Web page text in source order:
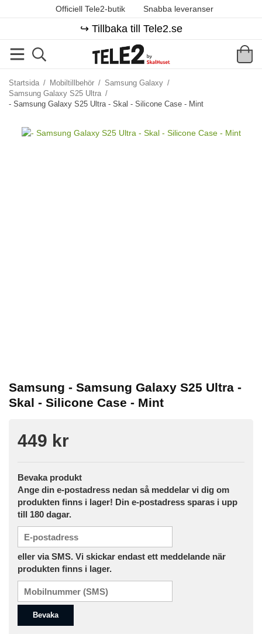
Officiell Tele2-butik Snabba leveranser
↪️ Tillbaka till Tele2.se
Startsida / Mobiltillbehör / Samsung Galaxy /
Samsung Galaxy S25 Ultra /
- Samsung Galaxy S25 Ultra - Skal - Silicone Case - Mint
Samsung - Samsung Galaxy S25 Ultra -
Skal - Silicone Case - Mint
449 kr
Bevaka produkt
Ange din e-postadress nedan så meddelar vi dig om
produkten finns i lager! Din e-postadress sparas i upp
till 180 dagar.
eller via SMS. Vi skickar endast ett meddelande när
produkten finns i lager.
Bevaka